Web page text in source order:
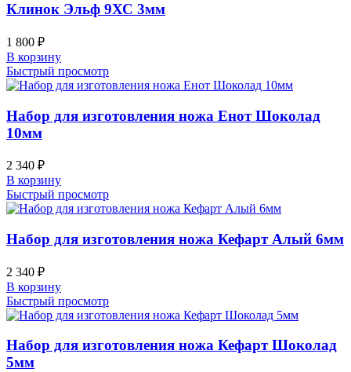
Клинок Эльф 9ХС 3мм
1 800 ₽
В корзину
Быстрый просмотр
Набор для изготовления ножа Енот Шоколад
10мм
2 340 ₽
В корзину
Быстрый просмотр
Набор для изготовления ножа Кефарт Алый 6мм
2 340 ₽
В корзину
Быстрый просмотр
Набор для изготовления ножа Кефарт Шоколад
5мм